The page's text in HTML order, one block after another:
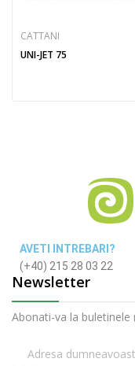
CATTANI
UNI-JET 75
AVETI INTREBARI?
(+40) 215 28 03 22
Newsletter
Abonati-va la